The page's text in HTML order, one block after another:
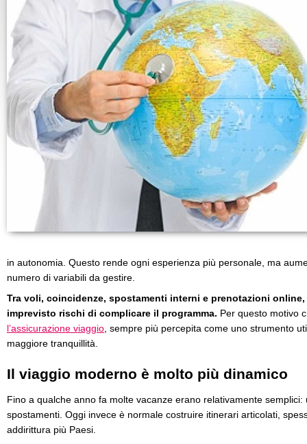
in autonomia. Questo rende ogni esperienza più personale, ma
numero di variabili da gestire.
Tra voli, coincidenze, spostamenti interni e prenotazioni
imprevisto rischi di complicare il programma. Per questo motivo
l’assicurazione viaggio , sempre più percepita come uno strumento
maggiore tranquillità.
Il viaggio moderno è molto più dinamico
Fino a qualche anno fa molte vacanze erano relativamente
spostamenti. Oggi invece è normale costruire itinerari articolati,
addirittura più Paesi.